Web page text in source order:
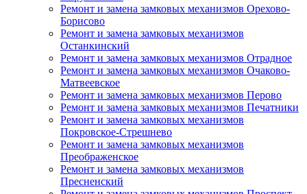
Ремонт и замена замковых механизмов Орехово-
Борисово
Ремонт и замена замковых механизмов
Останкинский
Ремонт и замена замковых механизмов Отрадное
Ремонт и замена замковых механизмов Очаково-
Матвеевское
Ремонт и замена замковых механизмов Перово
Ремонт и замена замковых механизмов Печатники
Ремонт и замена замковых механизмов
Покровское-Стрешнево
Ремонт и замена замковых механизмов
Преображенское
Ремонт и замена замковых механизмов
Пресненский